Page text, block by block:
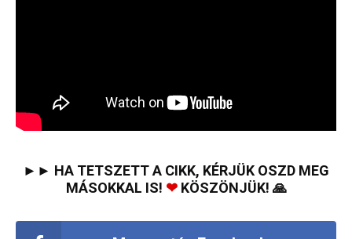
►► HA TETSZETT A CIKK, KÉRJÜK OSZD MEG
MÁSOKKAL IS! ❤KÖSZÖNJÜK! 🙏